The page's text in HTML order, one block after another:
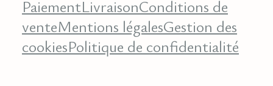
PaiementLivraisonConditions de
venteMentions légalesGestion des
cookiesPolitique de confidentialité